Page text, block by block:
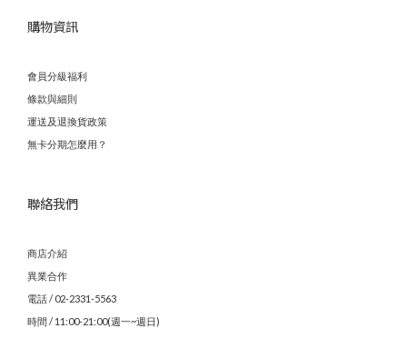
購物資訊
會員分級福利
條款與細則
運送及退換貨政策
無卡分期怎麼用？
聯絡我們
商店介紹
異業合作
電話 / 02-2331-5563
時間 / 11:00-21:00(週一~週日)